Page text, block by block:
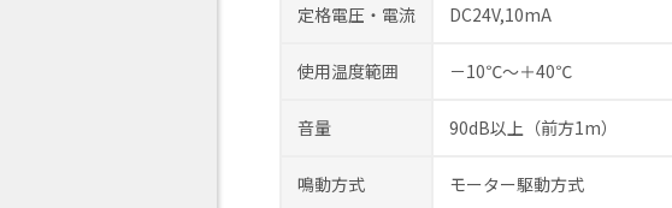
定格電圧・電流 DC24V,10mA
使用温度範囲 －10℃～＋40℃
音量 90dB以上（前方1m）
鳴動方式 モーター駆動方式